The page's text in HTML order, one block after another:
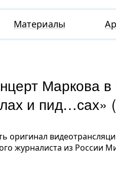
Материалы
Маркова
и
оригинал
журналиста из России